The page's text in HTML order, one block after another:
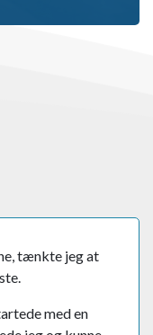
tænkte jeg at
med en